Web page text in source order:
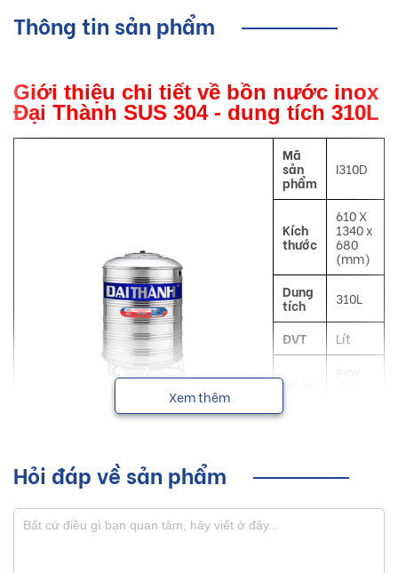
Thông tin sản phẩm
Giới thiệu chi tiết về bồn nước inox
Đại Thành SUS 304 - dung tích 310L
Mã
sản
phẩm
I310D
Kích
thước
610 X
1340 x
680
(mm)
Dung
tích 310L
ĐVT Lít
Mô tả
Đại
Xem thêm
Hỏi đáp về sản phẩm